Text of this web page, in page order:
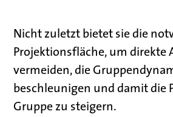
Nicht zuletzt bietet sie die
Projektionsfläche, umdirekte
vermeiden, die
beschleunigen und damitdie
Gruppezu steigern.